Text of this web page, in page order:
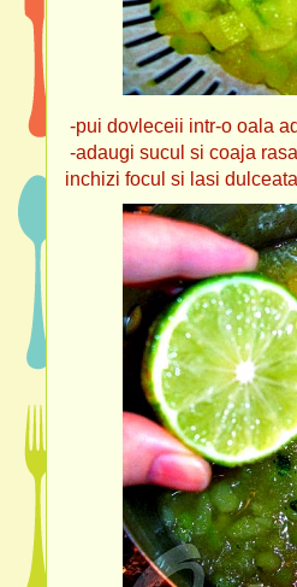
-pui dovleceii intr-o oala
-adaugi sucul si coaja
inchizi focul si lasi